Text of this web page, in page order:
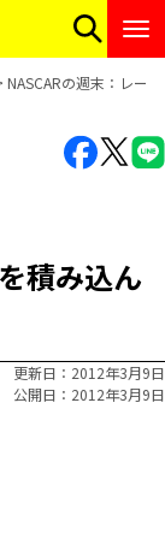
NASCARの週末：レー
積み込ん
更新日
2012年3月9日
公開日
2012年3月9日